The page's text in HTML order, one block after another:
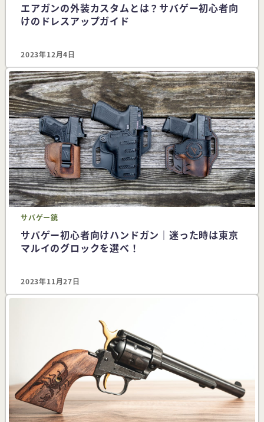
エアガンの外装カスタムとは？サバゲー初心者向
けのドレスアップガイド
2023年12月4日
サバゲー銃
サバゲー初心者向けハンドガン｜迷った時は東京
マルイのグロックを選べ！
2023年11月27日